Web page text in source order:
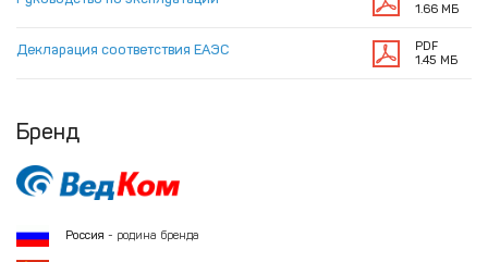
1.66 МБ
Декларация соответствия ЕАЭС
PDF
1.45 МБ
Бренд
Россия - родина бренда